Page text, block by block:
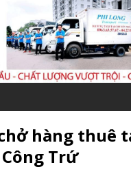
hàng thuê
Trứ